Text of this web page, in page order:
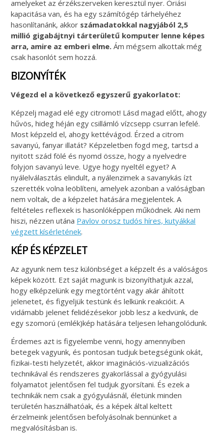
amelyeket az érzékszerveken keresztül nyer. Óriási
kapacitása van, és ha egy számítógép tárhelyéhez
hasonlítanánk, akkor számadatokkal nagyjából 2,5
millió gigabájtnyi tárterületű komputer lenne képes
arra, amire az emberi elme. Ám mégsem alkottak még
csak hasonlót sem hozzá.
BIZONYÍTÉK
Végezd el a következő egyszerű gyakorlatot:
Képzelj magad elé egy citromot! Lásd magad előtt, ahogy
hűvös, hideg héján egy csillámló vízcsepp csurran lefelé.
Most képzeld el, ahogy kettévágod. Érzed a citrom
savanyú, fanyar illatát? Képzeletben fogd meg, tartsd a
nyitott szád fölé és nyomd össze, hogy a nyelvedre
folyjon savanyú leve. Ugye hogy nyeltél egyet? A
nyálelválasztás elindult, a nyálenzimek a savanykás ízt
szerették volna leöblíteni, amelyek azonban a valóságban
nem voltak, de a képzelet hatására megjelentek. A
feltételes reflexek is hasonlóképpen működnek. Aki nem
hiszi, nézzen utána Pavlov orosz tudós híres, kutyákkal
végzett kísérletének.
KÉP ÉS KÉPZELET
Az agyunk nem tesz különbséget a képzelt és a valóságos
képek között. Ezt saját magunk is bizonyíthatjuk azzal,
hogy elképzelünk egy megtörtént vagy akár áhított
jelenetet, és figyeljük testünk és lelkünk reakcióit. A
vidámabb jelenet felidézésekor jobb lesz a kedvünk, de
egy szomorú (emlék)kép hatására teljesen lehangolódunk.
Érdemes azt is figyelembe venni, hogy amennyiben
betegek vagyunk, és pontosan tudjuk betegségünk okát,
fizikai-testi helyzetét, akkor imaginációs-vizualizációs
technikával és rendszeres gyakorlással a gyógyulási
folyamatot jelentősen fel tudjuk gyorsítani. És ezek a
technikák nem csak a gyógyulásnál, életünk minden
területén használhatóak, és a képek által keltett
érzelmeink jelentősen befolyásolnak bennünket a
megvalósításban is.